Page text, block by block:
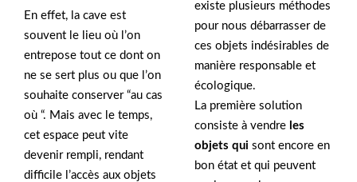
En effet, la cave est
souvent le lieu où l’on
entrepose tout ce dont on
ne se sert plus ou que l’on
souhaite conserver “au cas
où “. Mais avec le temps,
cet espace peut vite
devenir rempli, rendant
difficile l’accès aux objets
existe plusieurs méthodes
pour nous débarrasser de
ces objets indésirables de
manière responsable et
écologique.
La première solution
consiste à vendre les
objets qui sont encore en
bon état et qui peuvent